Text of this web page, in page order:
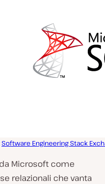
Software Engineering Stack
Microsoft come
relazionali che vanta